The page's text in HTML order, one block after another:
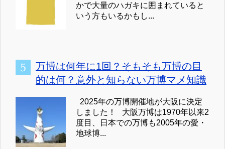
かで大量のハガキに囲まれていると
いう方もいるかもし...
万博は何年に1回？そもそも万博の目
的は何？意外と知らない万博マメ知識
2025年の万博開催地が大阪に決定
しました！ 大阪万博は1970年以来2
度目、日本での万博も2005年の愛・
地球博...